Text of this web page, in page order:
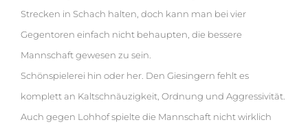
Strecken in Schach halten, doch kann man bei vier
Gegentoren einfach nicht behaupten, die bessere
Mannschaft gewesen zu sein.
Schönspielerei hin oder her. Den Giesingern fehlt es
komplett an Kaltschnäuzigkeit, Ordnung und Aggressivität.
Auch gegen Lohhof spielte die Mannschaft nicht wirklich